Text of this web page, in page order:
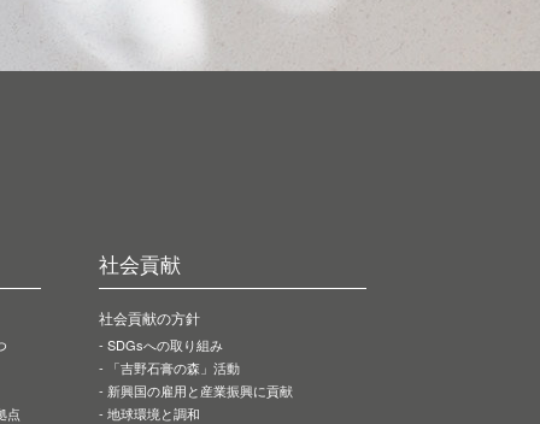
点
社会貢献
社会貢献の方針
SDGsへの取り組み
「吉野石膏の森」活動
新興国の雇用と産業振興に貢献
地球環境と調和